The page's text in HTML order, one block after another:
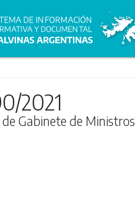
2021
Gabinete de Ministros